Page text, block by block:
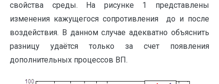
свойства среды. На рисунке 1 представлены
изменения кажущегося сопротивления до и после
воздействия. В данном случае адекватно объяснить
разницу удаётся только за счет появления
дополнительных процессов ВП.